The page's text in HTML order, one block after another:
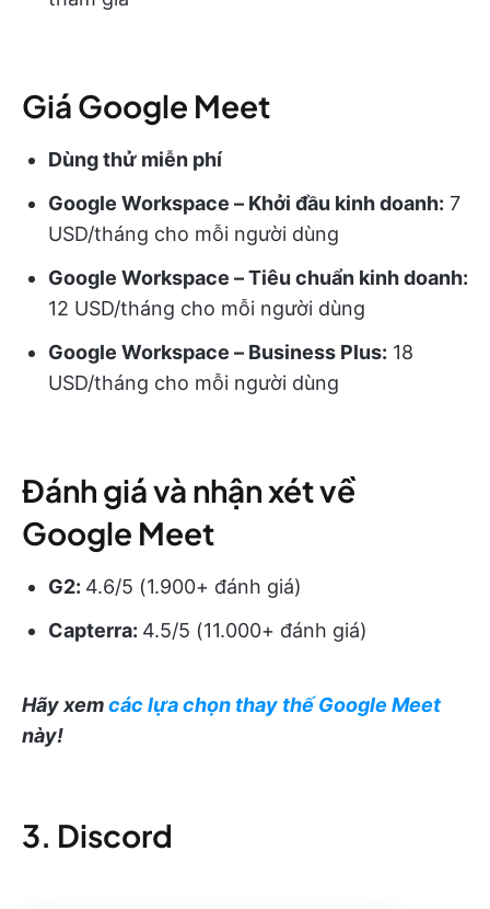
Giá Google Meet
Dùng thử miễn phí
Google Workspace – Khởi đầu kinh doanh: 7
USD/tháng cho mỗi người dùng
Google Workspace – Tiêu chuẩn kinh doanh:
12 USD/tháng cho mỗi người dùng
Google Workspace – Business Plus: 18
USD/tháng cho mỗi người dùng
Đánh giá và nhận xét về
Google Meet
G2: 4.6/5 (1.900+ đánh giá)
Capterra: 4.5/5 (11.000+ đánh giá)
Hãy xemcác lựa chọn thay thế Google Meet
này!
3. Discord